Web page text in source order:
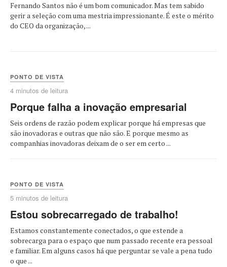
Fernando Santos não é um bom comunicador. Mas tem sabido
gerir a seleção com uma mestria impressionante. É este o mérito
do CEO da organização, ...
PONTO DE VISTA
4 minutos de leitura
Porque falha a inovação empresarial
Seis ordens de razão podem explicar porque há empresas que
são inovadoras e outras que não são. E porque mesmo as
companhias inovadoras deixam de o ser em certo ...
PONTO DE VISTA
5 minutos de leitura
Estou sobrecarregado de trabalho!
Estamos constantemente conectados, o que estende a
sobrecarga para o espaço que num passado recente era pessoal
e familiar. Em alguns casos há que perguntar se vale a pena tudo
o que ...